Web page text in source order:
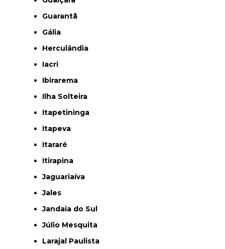
Guarantã
Gália
Herculândia
Iacri
Ibirarema
Ilha Solteira
Itapetininga
Itapeva
Itararé
Itirapina
Jaguariaíva
Jales
Jandaia do Sul
Júlio Mesquita
Larajal Paulista